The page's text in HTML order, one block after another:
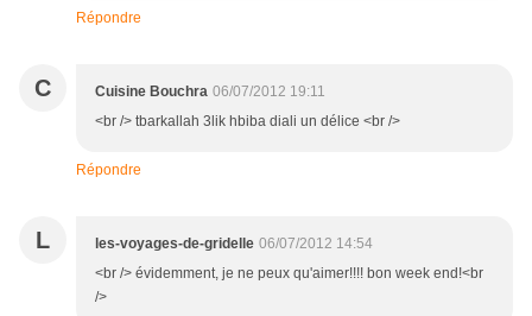
Répondre
C Cuisine Bouchra 06/07/2012 19:11
<br /> tbarkallah 3lik hbiba diali un délice <br />
Répondre
L les-voyages-de-gridelle 06/07/2012 14:54
<br /> évidemment, je ne peux qu'aimer!!!! bon week end!<br
/>